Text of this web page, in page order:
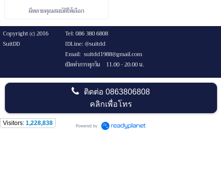
มีหลายคุณสมบัติให้เลือก
Copyright (c) 2016
Tel: 086 380 6808
SuitDD
IDLine: @suitdd
Email: suitdd1988@gmail.com
เปิดทำการทุกวัน 11.00 - 20.00 น.
ติดต่อ0863806808
คลิกเพื่อโทร
Visitors: 1,228,838